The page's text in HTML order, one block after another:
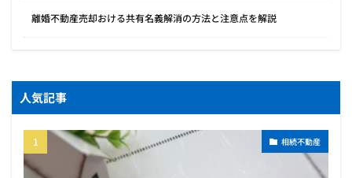
離婚不動産売却おける共有名義解消の方法と注意点を解説
人気記事
相続不動産